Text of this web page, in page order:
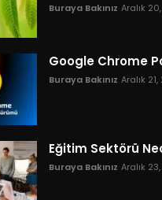
Buraya Bakınız Aralık
Google Chrome
Buraya Bakınız Aralık
Eğitim Sektörü
Buraya Bakınız Aralık